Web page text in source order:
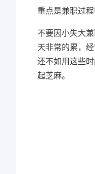
重点是兼职过
不要因小失大
天非常的累，
还不如用这些
起芝麻。